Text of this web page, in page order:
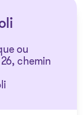
ou
chemin